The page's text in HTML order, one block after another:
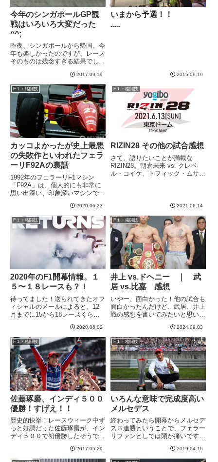
今年のシンガポールGP観
戦はいろいろ大変だった
^^;
昨夜、シンガポールから帰国。今
年も楽しかったのですが、レース
そのものは残念すぎる結果でした
い前から雨が降り始め、びしょ濡
れですwww 夕方もグッズ買って
る時も豪雨で1時間くらい売店か
ら動けませんでしたw波乱の予...
2017.09.19
いまから予選！！
-----
2015.09.19
F１・格闘技
カッコよかったが史上最悪
の失敗作といわれたフェラ
ーリF92Aの裏話
1992年のフェラーリF1マシン
「F92A」は、個人的にも非常に
思い出深い、印象深いマシンで
ちゃくちゃ魅力的に見えました。
サイドポンツーンがまるで戦闘機
のようで、ダブルフロアなどの革
新的デザインが採用されている...
2020.06.23
F１・格闘技
RIZIN28 その他の試合感想
さて、語りたいことが満載な
RIZIN28。朝倉未来 vs. クレベ
ル・コイケ、トフィック・ムサエ
合、、、とまとめてしまうにはも
2021.06.14
F１・格闘技
2020年のF1開幕情報。１
５〜１８レースも？！
待ってました！送られてきたオフ
ィシャルのメールによると、12
月までに15から18レースくらい
週間のうちに発表する、とのこと
です。12月までに15レースって
猛烈なスケジュールだなあw無観
客とか、1日に２レースとか...
2020.06.02
F１・格闘技
井上 vs.ドヘニー ｜ 武
居 vs.比嘉 感想
いやー、面白かった！他の試合も
面白かったんだけど、武居、井上
戦の感想を書いてみたいと思いま
素晴らしい試合でした。ボクシン
グ強者の強者っぷりを見せつけら
れたというか、本当にすごい駆け
引き、技術、体力、精神力...
2024.09.03
F１・格闘技
佐藤琢磨、インディ５００
優勝！すげえ！！
歴史的快挙！レースウィーク中ず
っと好調だった佐藤琢磨が、イン
ディ５００で初優勝したそうで
かったので、ニュースなどで情報
を漁っている状態です^^リードを
2017.05.29
F１・格闘技
いろんな意味で完成度高い
メルセデス
終わってみたら開幕からメルセデ
ス３連勝ということで、フェラー
リファンとしては頭が痛いです
てチーム戦略とかピットワークも
含めて、隙のない完成度が改めて
2019.04.16